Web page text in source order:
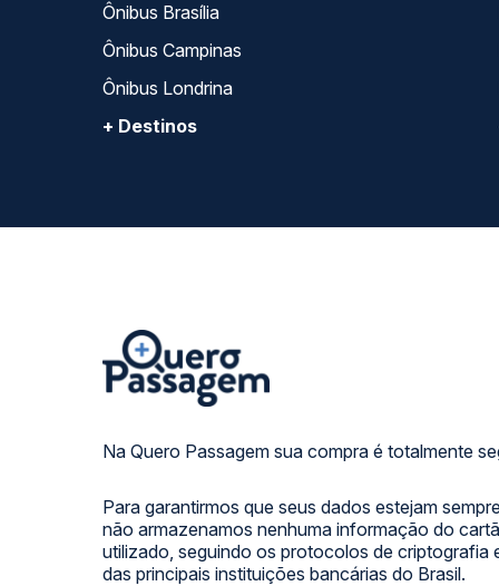
Ônibus Brasília
Ônibus Campinas
Ônibus Londrina
+ Destinos
Na Quero Passagem sua compra é totalmente
Para garantirmos que seus dados estejam
não armazenamos nenhuma informação do
utilizado, seguindo os protocolos de criptografia
das principais instituições bancárias do Brasil.